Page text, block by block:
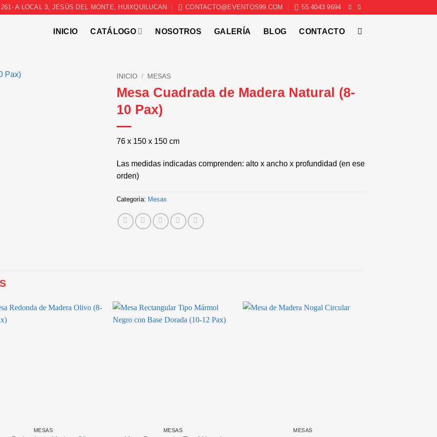
A LOCAL 3, JESÚS DEL MONTE, HUIXQUILUCAN CONTACTO@EVENTOS99.COM 55 4043 9694
INICIO CATÁLOGO NOSOTROS GALERÍA BLOG CONTACTO
INICIO / MESAS
Mesa Cuadrada de Madera Natural (8-
10 Pax)
76 x 150 x 150 cm
Las medidas indicadas comprenden: alto x ancho x profundidad (en ese
orden)
Categoría: Mesas
MESAS MESAS MESAS